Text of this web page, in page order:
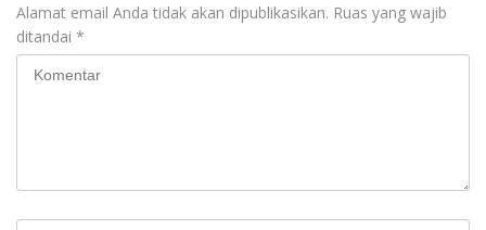
Alamat email Anda tidak akan dipublikasikan. Ruas yang wajib
ditandai *